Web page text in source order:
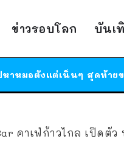
ข่าวรอบโลก บันเ
คาเฟ่ก้าวไกล เปิดตั